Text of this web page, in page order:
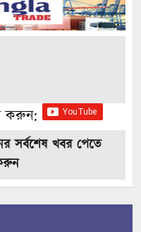
করুন:
সর্বশেষ খবর পেতে